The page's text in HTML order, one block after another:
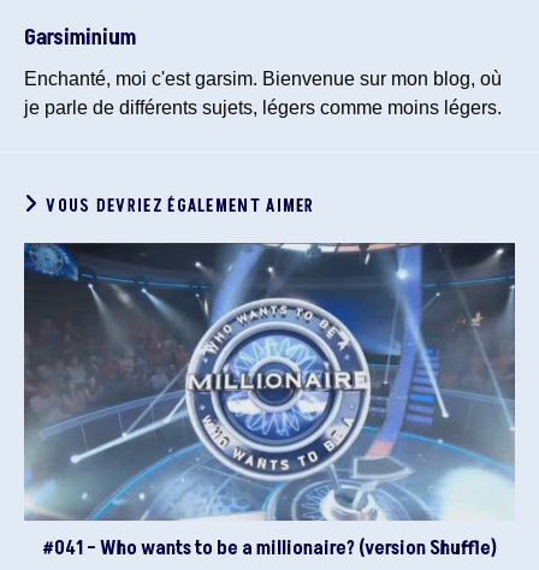
Garsiminium
Enchanté, moi c'est garsim. Bienvenue sur mon blog, où
je parle de différents sujets, légers comme moins légers.
VOUS DEVRIEZ ÉGALEMENT AIMER
#041 – Who wants to be a millionaire? (version Shuffle)